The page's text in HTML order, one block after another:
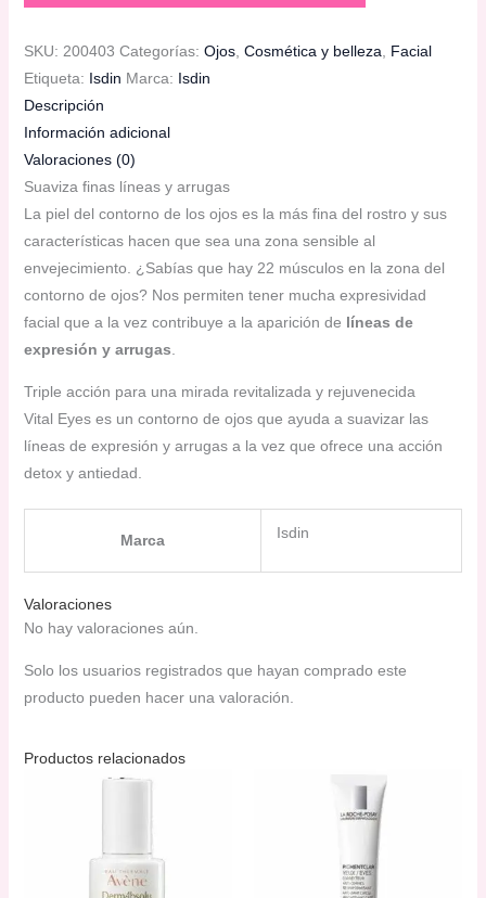
|
Crema
reparadora
con
melatonina
y
cafeína
|
15
g
cantidad
SKU: 200403 Categorías: Ojos, Cosmética y belleza
Facial
Etiqueta: Isdin Marca: Isdin
Descripción
Información adicional
Valoraciones (0)
Suaviza finas líneas y arrugas
La piel del contorno de los ojos es la más fina del rostro y sus
características hacen que sea una zona sensible al
envejecimiento. ¿Sabías que hay 22 músculos en la zona del
contorno de ojos? Nos permiten tener mucha expresividad
facial que a la vez contribuye a la aparición de líneas de
expresión y arrugas
Triple acción para una mirada revitalizada y rejuvenecida
Vital Eyes es un contorno de ojos que ayuda a suavizar las
líneas de expresión y arrugas a la vez que ofrece una acción
detox y antiedad.
Marca Isdin
Valoraciones
No hay valoraciones aún.
Solo los usuarios registrados que hayan comprado este
producto pueden hacer una valoración.
Productos relacionados